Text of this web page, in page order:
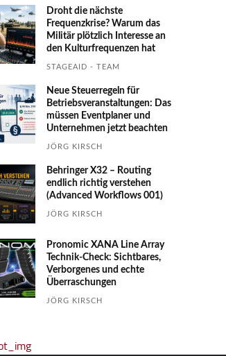
Droht die nächste
Frequenzkrise? Warum das
Mili­tär plötzlich Inte­resse an
den Kultur­fre­quen­zen hat
STAGEAID - TEAM
Neue Steuerregeln für
Betriebs­ver­an­stal­tungen: Das
müssen Event­planer und
Unter­nehmen jetzt beachten
JÖRG KIRSCH
Behringer X32 – Routing
endlich richtig verstehen
(Advanced Workflows 001)
JÖRG KIRSCH
Pronomic XANA Line Array
Technik-Check: Sichtbares,
Verborgenes und echte
Überraschungen
JÖRG KIRSCH